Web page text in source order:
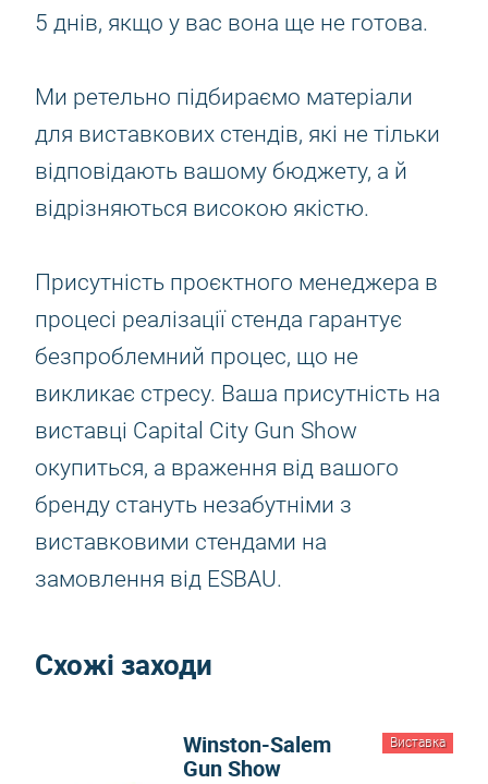
5 днів, якщо у вас вона ще не готова.
Ми ретельно підбираємо матеріали
для виставкових стендів, які не тільки
відповідають вашому бюджету, а й
відрізняються високою якістю.
Присутність проєктного менеджера в
процесі реалізації стенда гарантує
безпроблемний процес, що не
викликає стресу. Ваша присутність на
виставці Capital City Gun Show
окупиться, а враження від вашого
бренду стануть незабутніми з
виставковими стендами на
замовлення від ESBAU.
Схожі заходи
Виставка
Winston-Salem
Gun Show